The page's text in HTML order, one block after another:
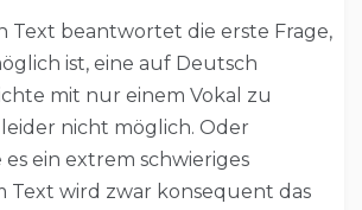
Text beantwortet die erste Frage,
ist, eine auf Deutsch
mit nur einem Vokal zu
leider nicht möglich. Oder
ein extrem schwieriges
Text wird zwar konsequent das